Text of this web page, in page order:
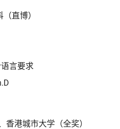
直博）
言要求
香港城市大学（全奖）